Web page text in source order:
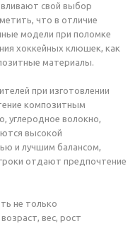
свой выбор
что в отличие
модели при поломке
хоккейных клюшек, как
материалы.
при изготовлении
композитным
углеродное волокно,
высокой
и лучшим балансом,
отдают предпочтение
не только
вес, рост